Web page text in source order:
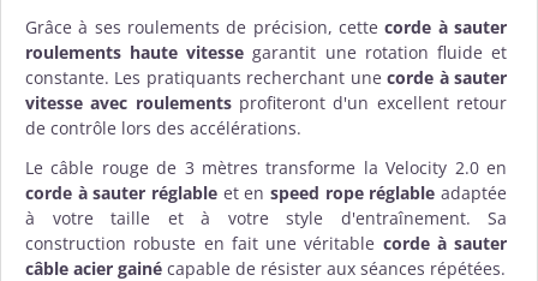
Grâce à ses roulements de précision, cettecorde à sauter
roulements haute vitesse garantit une rotation fluide et
constante. Les pratiquants recherchant unecorde à sauter
vitesse avec roulementsprofiteront d'un excellent retour
de contrôle lors des accélérations.
Le câble rouge de 3 mètres transforme la Velocity 2.0 en
corde à sauter réglable et en speed rope réglable adaptée
à votre taille et à votre style d'entraînement. Sa
construction robuste en fait une véritable corde à sauter
câble acier gainé capable de résister aux séances répétées.